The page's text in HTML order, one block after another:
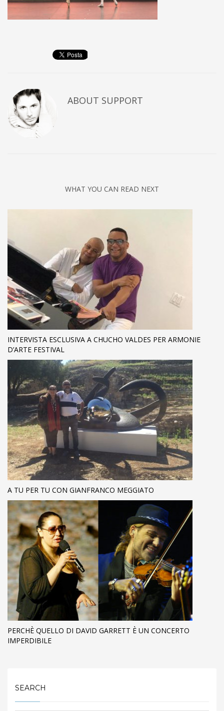
ABOUT SUPPORT
WHAT YOU CAN READ NEXT
INTERVISTA ESCLUSIVA A CHUCHO VALDES PER ARMONIE
D’ARTE FESTIVAL
A TU PER TU CON GIANFRANCO MEGGIATO
PERCHÈ QUELLO DI DAVID GARRETT È UN CONCERTO
IMPERDIBILE
SEARCH